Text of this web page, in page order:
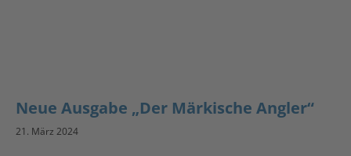
Neue Ausgabe „Der Märkische Angler“
21. März 2024